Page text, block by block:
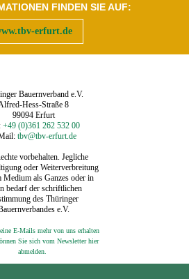
FINDEN SIE AUF:
erfurt.de
Bauernverband e.V.
Hess-Straße 8
99094 Erfurt
+49 (0)361 262 532 00
tbv@tbv-erfurt.de
vorbehalten. Jegliche
oder Weiterverbreitung
Medium als Ganzes oder in
bedarf der schriftlichen
des Thüringer
e.V.
E-Mails mehr von uns erhalten
Sie sich vom Newsletter hier
abmelden.